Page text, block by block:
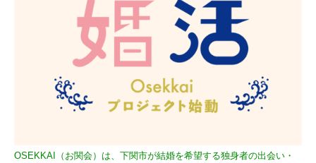
OSEKKAI（お関会）は、下関市が結婚を希望する独身者の出会い・